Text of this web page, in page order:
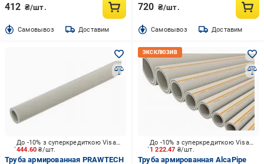
412 ₴/шт.
Cамовывоз Доставим
720 ₴/шт.
Cамовывоз Доставим
444.60₴/шт.
До -10% з суперкредиткою Visa Вигода
Труба армированная PRAWTECH
1 222.47 ₴/шт.
До -10% з суперкредиткою Visa Вигода
Труба армированная AlcaPipe